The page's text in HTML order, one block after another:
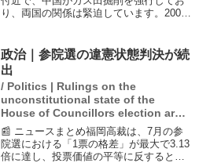
り、両国の関係は緊迫しています。2008
す。日本は抗議を繰り返していますが、
問題は深刻化する一...
政治｜参院選の違憲状態判決が続
出
/ Politics | Rulings on the
unconstitutional state of the
House of Councillors election are
emerging one after another.
📰 ニュースまとめ福岡高裁は、7月の参
院選における「1票の格差」が最大で3.13
倍に達し、投票価値の平等に反するとし